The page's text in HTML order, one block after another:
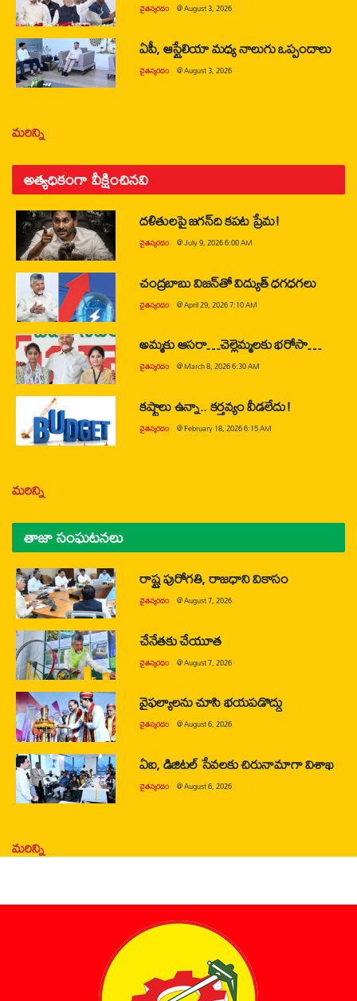
చైతన్యరధం @August 3, 2026
ఏపీ, ఆస్ట్రేలియా మధ్య నాలుగు ఒప్పందాలు
చైతన్యరధం @August 3, 2026
మరిన్ని
అత్యధికంగా వీక్షించినవి
దళితులపై జగన్‌ది కపట ప్రేమ!
చైతన్యరధం @July 9, 2026 6:00 AM
చంద్రబాబు విజన్‌తో విద్యుత్ ధగధగలు
చైతన్యరధం @April 29, 2026 7:10 AM
అమ్మకు ఆసరా…చెల్లెమ్మలకు భరోసా…
చైతన్యరధం @March 8, 2026 6:30 AM
కష్టాలు ఉన్నా.. కర్తవ్యం వీడలేదు!
చైతన్యరధం @February 18, 2026 6:15 AM
మరిన్ని
తాజా సంఘటనలు
రాష్ట్ర పురోగతి, రాజధాని వికాసం
చైతన్యరధం @August 7, 2026
చేనేతకు చేయూత
చైతన్యరధం @August 7, 2026
వైఫల్యాలను చూసి భయపడొద్దు
చైతన్యరధం @August 6, 2026
ఏఐ, డిజిటల్ సేవలకు చిరునామాగా విశాఖ
చైతన్యరధం @August 6, 2026
మరిన్ని